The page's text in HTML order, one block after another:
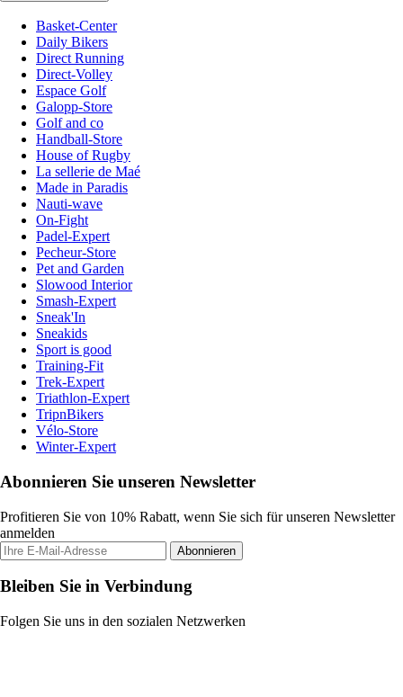
Basket-Center
Daily Bikers
Direct Running
Direct-Volley
Espace Golf
Galopp-Store
Golf and co
Handball-Store
House of Rugby
La sellerie de Maé
Made in Paradis
Nauti-wave
On-Fight
Padel-Expert
Pecheur-Store
Pet and Garden
Slowood Interior
Smash-Expert
Sneak'In
Sneakids
Sport is good
Training-Fit
Trek-Expert
Triathlon-Expert
TripnBikers
Vélo-Store
Winter-Expert
Abonnieren Sie unseren Newsletter
Profitieren Sie von 10% Rabatt, wenn Sie sich für unseren Newsletter
anmelden
Abonnieren
Bleiben Sie in Verbindung
Folgen Sie uns in den sozialen Netzwerken